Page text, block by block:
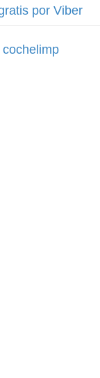
por Viber
cochelimp